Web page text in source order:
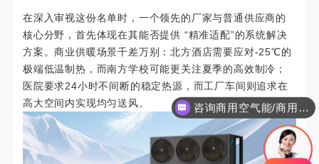
在深入审视这份名单时，一个领先的厂家与普通供应商的
核心分野，首先体现在其能否提供 “精准适配”的系统解决
方案。商业供暖场景千差万别：北方酒店需要应对-25℃的
极端低温制热，而南方学校可能更关注夏季的高效制冷；
医院要求24小时不间断的稳定热源，而工厂车间则追求在
高大空间内实现均匀送风。
咨询商用空气能/商用工程项目